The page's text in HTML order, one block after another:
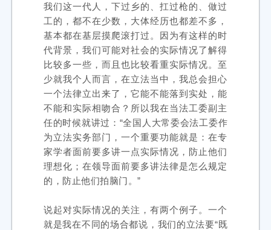
我们这一代人，下过乡的、扛过枪的、做过
工的，都不在少数，大体经历也都差不多，
基本都在基层摸爬滚打过。因为有这样的时
代背景，我们可能对社会的实际情况了解得
比较多一些，而且也比较看重实际情况。至
少就我个人而言，在立法当中，我总会担心
一个法律立出来了，它能不能落到实处，能
不能和实际相吻合？所以我在当法工委副主
任的时候就讲过：“全国人大常委会法工委作
为立法实务部门，一个重要功能就是：在专
家学者面前要多讲一点实际情况，防止他们
理想化；在领导面前要多讲法律是怎么规定
的，防止他们拍脑门。”
说起对实际情况的关注，有两个例子。一个
就是我在不同的场合都说，我们的立法要“既